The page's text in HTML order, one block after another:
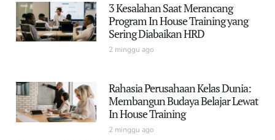
3 Kesalahan Saat Merancang
Program In House Training yang
Sering Diabaikan HRD
2 minggu ago
Rahasia Perusahaan Kelas Dunia:
Membangun Budaya Belajar Lewat
In House Training
2 minggu ago